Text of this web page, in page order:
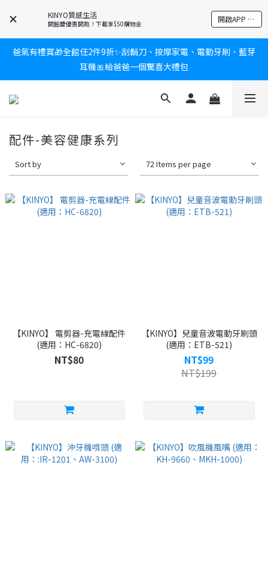
KINYO質感生活
開館慶優惠開跑！下載享$50購物金 開啟APP 享隱藏優惠
新會員送$100購物金✨再享消費回饋無極限
爸氣有禮賞🎁全館任2件9折✨刮鬍刀、按摩家電、電動牙刷、藍芽
耳機🎀給爸爸一個驚喜大禮包
炎熱夏日救星☀️秒凍扇登場💙半導體製冷 x 微米級冰霧，一秒開
配件-美容健康系列
Sort by 72 Items per page
【KINYO】 電剪器-充電線配件
(適用：HC-6820)
NT$80
【KINYO】兒童音波電動牙刷頭
(適用：ETB-521)
NT$99
NT$199